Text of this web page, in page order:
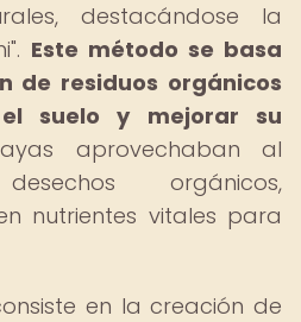
destacándose la
Este método se basa
de residuos orgánicos
suelo y mejorar su
aprovechaban al
orgánicos,
nutrientes vitales para
en la creación de